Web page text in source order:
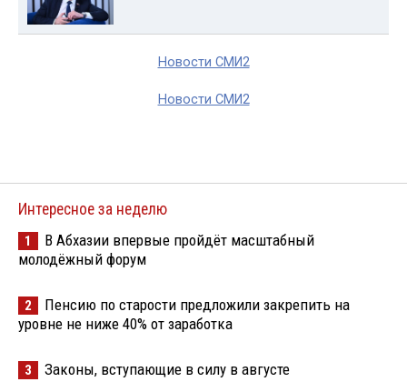
Новости СМИ2
Новости СМИ2
Интересное за неделю
1
В Абхазии впервые пройдёт масштабный
молодёжный форум
2
Пенсию по старости предложили закрепить на
уровне не ниже 40% от заработка
3 Законы, вступающие в силу в августе